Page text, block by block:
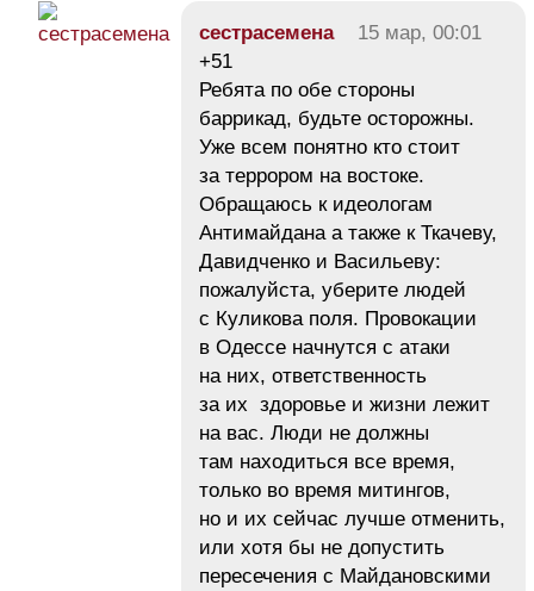
сестрасемена
15 мар, 00:01
+51
Ребята по обе стороны
баррикад, будьте осторожны.
Уже всем понятно кто стоит
за террором на востоке.
Обращаюсь к идеологам
Антимайдана а также к Ткачеву,
Давидченко и Васильеву:
пожалуйста, уберите людей
с Куликова поля. Провокации
в Одессе начнутся с атаки
на них, ответственность
за их здоровье и жизни лежит
на вас. Люди не должны
там находиться все время,
только во время митингов,
но и их сейчас лучше отменить,
или хотя бы не допустить
пересечения с Майдановскими